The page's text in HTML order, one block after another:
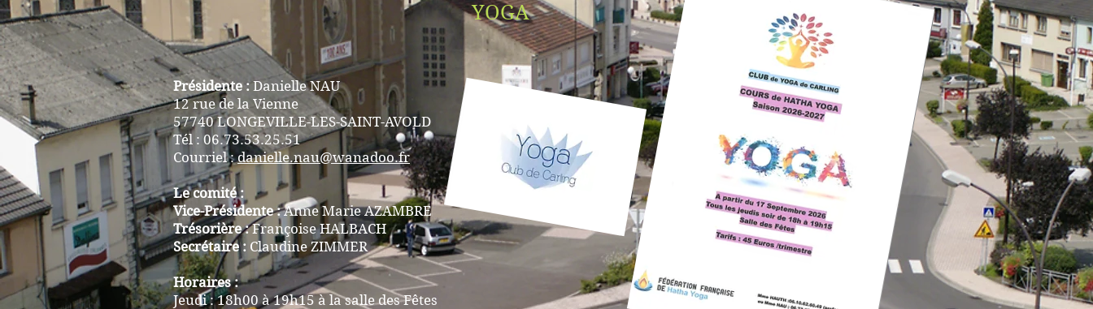
YOGA
Présidente :Danielle NAU
12 rue de la Vienne
57740 LONGEVILLE-LES-SAINT-AVOLD
Tél : 06.73.53.25.51
Courriel :danielle.nau@wanadoo.fr
Le comité :
Vice-Présidente :Anne Marie AZAMBRE
Trésorière :Françoise HALBACH
Secrétaire : Claudine ZIMMER
Horaires :
Jeudi : 18h00 à 19h15 à la salle des Fêtes